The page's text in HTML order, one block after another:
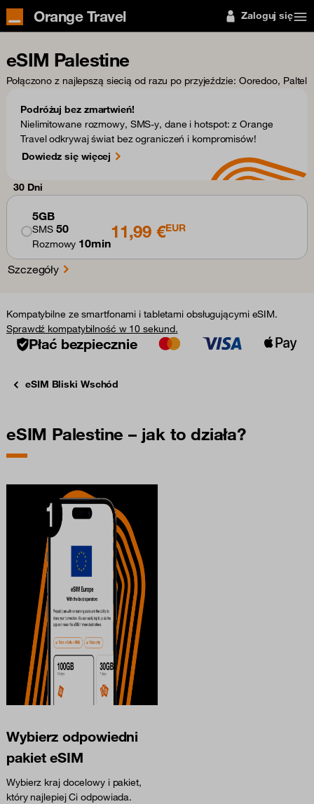
Orange Travel Zaloguj się
eSIM Palestine
Połączono z najlepszą siecią od razu po przyjeździe: Ooredoo, Paltel
Podróżuj bez zmartwień!
Nielimitowane rozmowy, SMS-y, dane i hotspot: z Orange
Travel odkrywaj świat bez ograniczeń i kompromisów!
Dowiedz się więcej
30 Dni
5GB
SMS 50
Rozmowy 10min
11,99 €EUR
Szczegóły
Kompatybilne ze smartfonami i tabletami obsługującymi eSIM.
Sprawdź kompatybilność w 10 sekund.
Płać bezpiecznie
eSIM Bliski Wschód
eSIM Palestine – jak to działa?
Wybierz odpowiedni
pakiet eSIM
Wybierz kraj docelowy i pakiet,
który najlepiej Ci odpowiada.